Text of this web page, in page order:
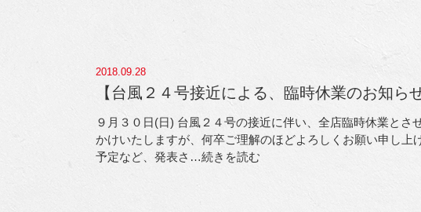
2018.09.28
【台風２４号接近による、臨時休業のお知らせ
９月３０日(日) 台風２４号の接近に伴い、全店臨時休業とさ
かけいたしますが、何卒ご理解のほどよろしくお願い申し
予定など、発表さ …続きを読む